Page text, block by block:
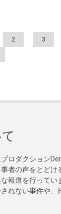
2 3
ロダクション
者の声をとど
報道を行って
れない事件や